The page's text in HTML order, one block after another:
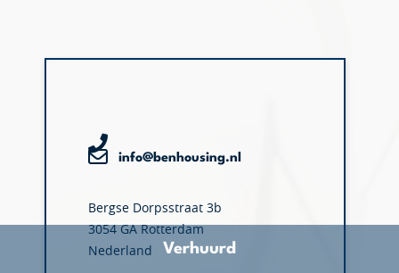
Verhuurd
info@benhousing.nl
Bergse Dorpsstraat 3b
3054 GA Rotterdam
Nederland